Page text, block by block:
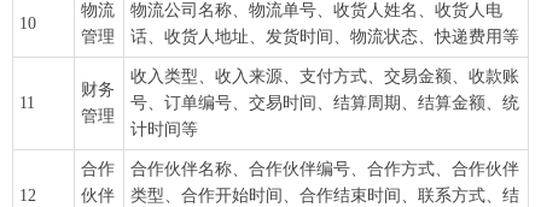
10
物流
管理
物流公司名称、物流单号、收货人姓名、收货人电
话、收货人地址、发货时间、物流状态、快递费用等
11
财务
管理
收入类型、收入来源、支付方式、交易金额、收款账
号、订单编号、交易时间、结算周期、结算金额、统
计时间等
12
合作
伙伴
合作伙伴名称、合作伙伴编号、合作方式、合作伙伴
类型、合作开始时间、合作结束时间、联系方式、结